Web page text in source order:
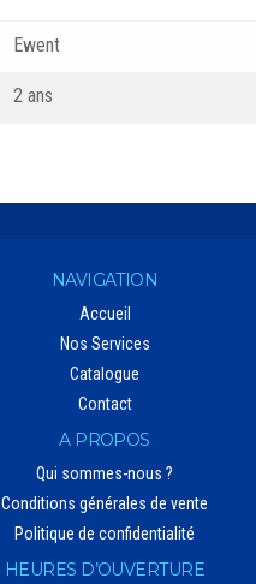
Ewent
2 ans
NAVIGATION
Accueil
Nos Services
Catalogue
Contact
A PROPOS
Qui sommes-nous ?
Conditions générales de vente
Politique de confidentialité
HEURES D’OUVERTURE